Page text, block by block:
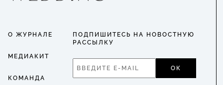
О ЖУРНАЛЕ
МЕДИАКИТ
КОМАНДА
ПОДПИШИТЕСЬ НА НОВОСТНУЮ
РАССЫЛКУ
ОК